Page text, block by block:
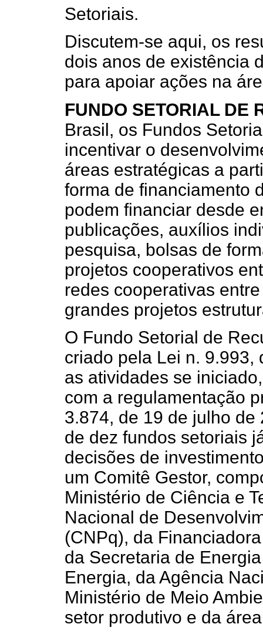
Setoriais.
Discutem-se aqui, os
dois anos de existência
para apoiar ações na
FUNDO SETORIAL DE
Brasil, os Fundos
incentivar o
áreas estratégicas a
forma de financiamento
podem financiar desde
publicações, auxílios
pesquisa, bolsas de
projetos cooperativos
redes cooperativas
grandes projetos
O Fundo Setorial de
criado pela Lei n. 9.993,
as atividades se
com a regulamentação
3.874, de 19 de julho de
de dez fundos setoriais
decisões de
um Comitê Gestor,
Ministério de Ciência e
Nacional de
(CNPq), da
da Secretaria de
Energia, da Agência
Ministério de Meio
setor produtivo e da